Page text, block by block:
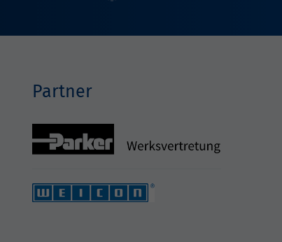
Partner